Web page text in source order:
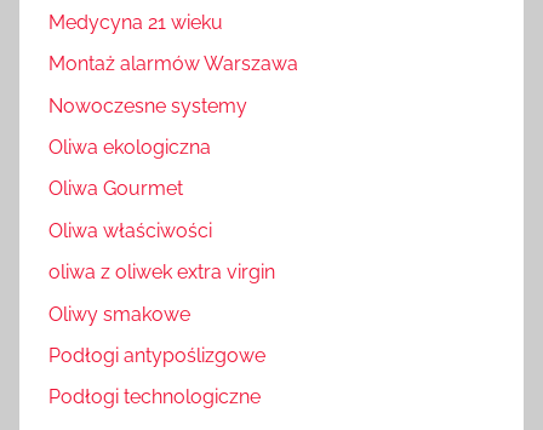
Medycyna 21 wieku
Montaż alarmów Warszawa
Nowoczesne systemy
Oliwa ekologiczna
Oliwa Gourmet
Oliwa właściwości
oliwa z oliwek extra virgin
Oliwy smakowe
Podłogi antypoślizgowe
Podłogi technologiczne